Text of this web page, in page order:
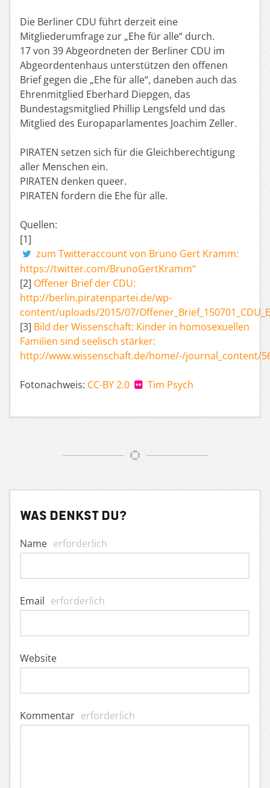
Die Berliner CDU führt derzeit eine
Mitgliederumfrage zur „Ehe für alle“ durch.
17 von 39 Abgeordneten der Berliner CDU im
Abgeordentenhaus unterstützen den offenen
Brief gegen die „Ehe für alle“, daneben auch das
Ehrenmitglied Eberhard Diepgen, das
Bundestagsmitglied Phillip Lengsfeld und das
Mitglied des Europaparlamentes Joachim Zeller.
PIRATEN setzen sich für die Gleichberechtigung
aller Menschen ein.
PIRATEN denken queer.
PIRATEN fordern die Ehe für alle.
Quellen:
[1]
zum Twitteraccount von Bruno Gert Kramm:
https://twitter.com/BrunoGertKramm“
[2] Offener Brief der CDU:
http://berlin.piratenpartei.de/wp-
content/uploads/2015/07/
[3] Bild der Wissenschaft: Kinder in homosexuellen
Familien sind seelisch stärker:
http://www.wissenschaft.de/home/-/journal_content/
Fotonachweis: CC-BY 2.0 Tim Psych
Was denkst du?
Name erforderlich
Email erforderlich
Website
Kommentar erforderlich